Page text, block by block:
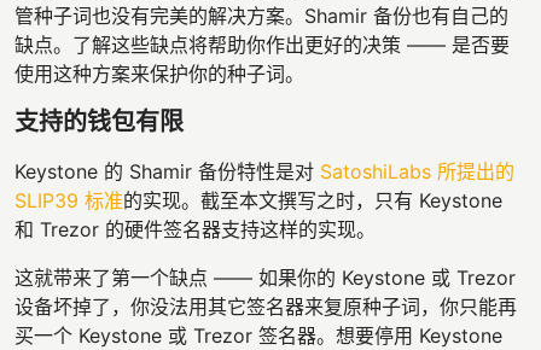
管种子词也没有完美的解决方案。Shamir 备份也有自己的
缺点。了解这些缺点将帮助你作出更好的决策 —— 是否要
使用这种方案来保护你的种子词。
支持的钱包有限
Keystone 的 Shamir 备份特性是对 SatoshiLabs 所提出的
SLIP39 标准的实现。截至本文撰写之时，只有 Keystone
和 Trezor 的硬件签名器支持这样的实现。
这就带来了第一个缺点 —— 如果你的 Keystone 或 Trezor
设备坏掉了，你没法用其它签名器来复原种子词，你只能再
买一个 Keystone 或 Trezor 签名器。想要停用 Keystone